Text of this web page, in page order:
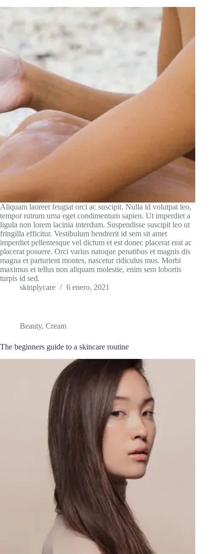
Aliquam laoreet feugiat orci ac suscipit. Nulla id volutpat leo,
tempor rutrum urna eget condimentum sapien. Ut imperdiet a
ligula non lorem lacinia interdum. Suspendisse suscipit leo ut
fringilla efficitur. Vestibulum hendrerit id sem sit amet
imperdiet pellentesque vel dictum et est donec placerat erat ac
placerat posuere. Orci varius natoque penatibus et magnis dis
magna et parturient montes, nascetur ridiculus mus. Morbi
maximus et tellus non aliquam molestie, enim sem lobortis
turpis id sed.
skinplycare
6 enero, 2021
Beauty, Cream
The beginners guide to a skincare routine